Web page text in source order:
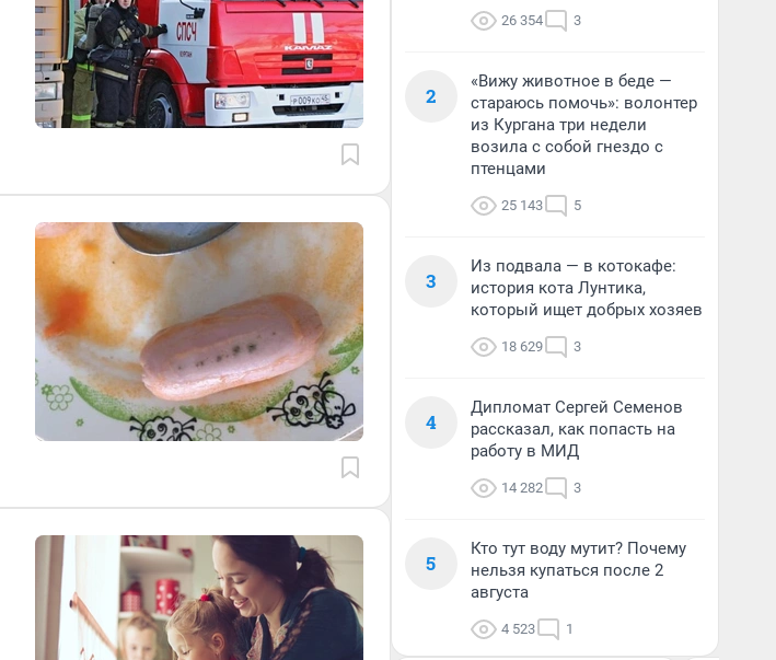
26 354 3
2
«Вижу животное в беде —
стараюсь помочь»: волонтер
из Кургана три недели
возила с собой гнездо с
птенцами
25 143 5
3
Из подвала — в котокафе:
история кота Лунтика,
который ищет добрых хозяев
18 629 3
4
Дипломат Сергей Семенов
рассказал, как попасть на
работу в МИД
14 282 3
5
Кто тут воду мутит? Почему
нельзя купаться после 2
августа
4 523 1